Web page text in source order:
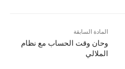
المادة السابقة
وحان وقت الحساب مع نظام
الملالي